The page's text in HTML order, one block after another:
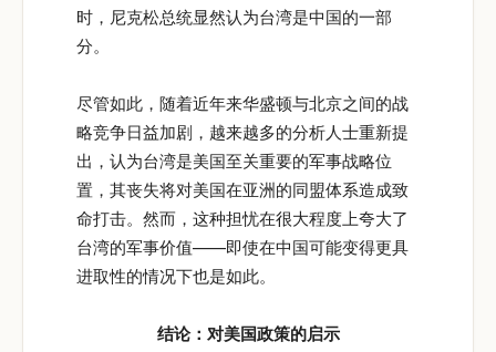
时，尼克松总统显然认为台湾是中国的一部
分。
尽管如此，随着近年来华盛顿与北京之间的战
略竞争日益加剧，越来越多的分析人士重新提
出，认为台湾是美国至关重要的军事战略位
置，其丧失将对美国在亚洲的同盟体系造成致
命打击。然而，这种担忧在很大程度上夸大了
台湾的军事价值——即使在中国可能变得更具
进取性的情况下也是如此。
结论：对美国政策的启示